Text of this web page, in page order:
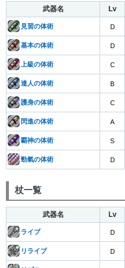
武器名 Lv
見習の体術 D
基本の体術 D
上級の体術 C
達人の体術 B
護身の体術 C
閃進の体術 A
覇神の体術 S
勁氣の体術 D
杖一覧
武器名 Lv
ライブ D
リライブ D